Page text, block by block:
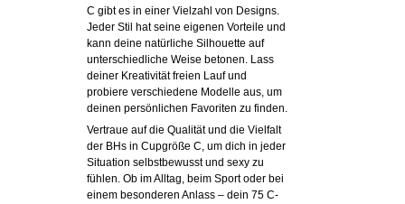
C gibt es in einer Vielzahl von Designs.
Jeder Stil hat seine eigenen Vorteile und
kann deine natürliche Silhouette auf
unterschiedliche Weise betonen. Lass
deiner Kreativität freien Lauf und
probiere verschiedene Modelle aus, um
deinen persönlichen Favoriten zu finden.
Vertraue auf die Qualität und die Vielfalt
der BHs in Cupgröße C, um dich in jeder
Situation selbstbewusst und sexy zu
fühlen. Ob im Alltag, beim Sport oder bei
einem besonderen Anlass – dein 75 C-